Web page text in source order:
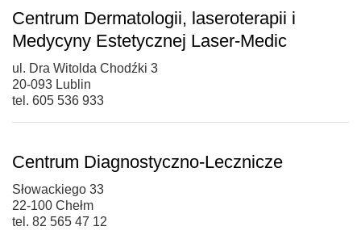
Centrum Dermatologii, laseroterapii i
Medycyny Estetycznej Laser-Medic
ul. Dra Witolda Chodźki 3
20-093 Lublin
tel. 605 536 933
Centrum Diagnostyczno-Lecznicze
Słowackiego 33
22-100 Chełm
tel. 82 565 47 12